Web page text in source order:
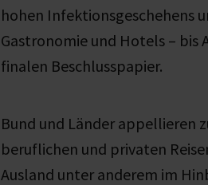
hohen Infektionsgeschehens
Gastronomie und Hotels – bis
finalen Beschlusspapier.
Bund und Länder appellieren
beruflichen und privaten
Ausland unter anderem im